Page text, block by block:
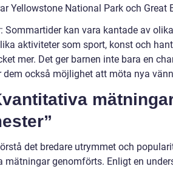
Yellowstone National Park och Great
Sommartider kan vara kantade av
aktiviteter som sport, konst och
mer. Det ger barnen inte bara en
dem också möjlighet att möta nya
det bredare utrymmet och
mätningar genomförts. Enligt en